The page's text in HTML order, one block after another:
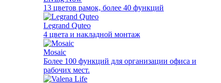
13 цветов рамок, более 40 функций
Legrand Quteo
4 цвета и накладной монтаж
Mosaic
Более 100 функций для организации офиса и
рабочих мест.